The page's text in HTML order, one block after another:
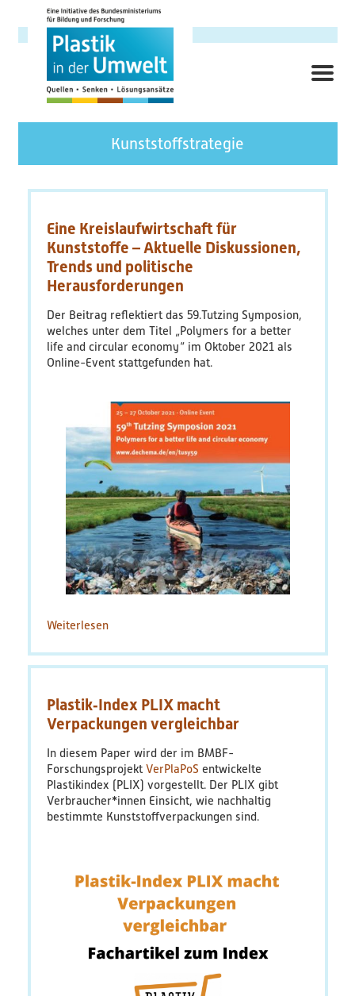
zum
Inhalt
Hauptnavigation
Forschungsschwerpunkt
Themenbereiche
AnsprechpartnerInnen
Verbundprojekte
Übersicht
Übersichtskarte
Veranstaltungen
Publikationen
Ergebnisse
Bildungsmaterialien
Diskussionspapiere & Statuspapiere
Factsheets
Leitfäden & Handbücher
Technologien & Verfahren
Kunststoffstrategie
Eine Kreislaufwirtschaft für
Kunststoffe – Aktuelle Diskussionen,
Trends und politische
Herausforderungen
Der Beitrag reflektiert das 59.Tutzing Symposion,
welches unter dem Titel „Polymers for a better
life and circular economy“ im Oktober 2021 als
Online-Event stattgefunden hat.
Weiterlesenüber
Kreislaufwirtschaft
–
Aktuelle
Diskussionen,
Trends
und
politische
Herausforderungen
Plastik‐Index PLIX macht
Verpackungen vergleichbar
In diesem Paper wird der im BMBF-
ForschungsprojektVerPlaPoS entwickelte
Plastikindex (PLIX) vorgestellt. Der PLIX gibt
Verbraucher*innen Einsicht, wie nachhaltig
bestimmte Kunststoffverpackungen sind.